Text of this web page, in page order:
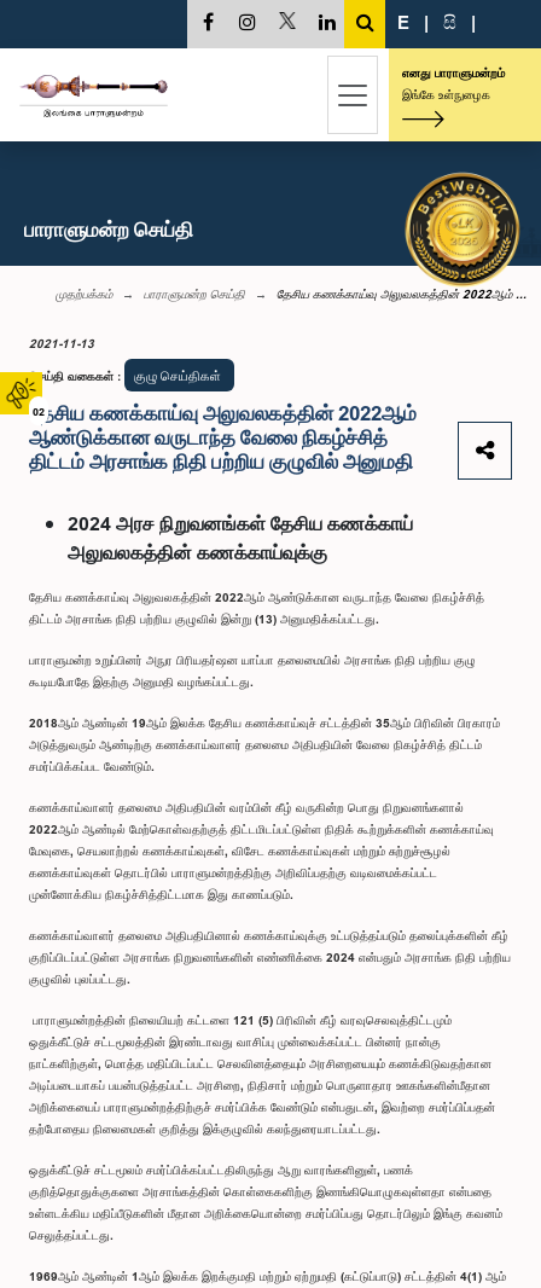
02
E | සි |
எனது பாராளுமன்றம்
இங்கே உள்நுழைக
பாராளுமன்ற செய்தி
முதற்பக்கம் பாராளுமன்ற செய்தி தேசிய கணக்காய்வு அலுவலகத்தின் 2022ஆம் ...
2021-11-13
செய்தி வகைகள் : குழு செய்திகள்
தேசிய கணக்காய்வு அலுவலகத்தின் 2022ஆம்
ஆண்டுக்கான வருடாந்த வேலை நிகழ்ச்சித்
திட்டம் அரசாங்க நிதி பற்றிய குழுவில் அனுமதி
2024 அரச நிறுவனங்கள் தேசிய கணக்காய்
அலுவலகத்தின் கணக்காய்வுக்கு
தேசிய கணக்காய்வு அலுவலகத்தின் 2022ஆம் ஆண்டுக்கான வருடாந்த வேலை நிகழ்ச்சித்
திட்டம் அரசாங்க நிதி பற்றிய குழுவில் இன்று (13) அனுமதிக்கப்பட்டது.
பாராளுமன்ற உறுப்பினர் அநுர பிரியதர்ஷன யாப்பா தலைமையில் அரசாங்க நிதி பற்றிய குழு
கூடியபோதே இதற்கு அனுமதி வழங்கப்பட்டது.
2018ஆம் ஆண்டின் 19ஆம் இலக்க தேசிய கணக்காய்வுச் சட்டத்தின் 35ஆம் பிரிவின் பிரகாரம்
அடுத்துவரும் ஆண்டிற்கு கணக்காய்வாளர் தலைமை அதிபதியின் வேலை நிகழ்ச்சித் திட்டம்
சமர்ப்பிக்கப்பட வேண்டும்.
கணக்காய்வாளர் தலைமை அதிபதியின் வரம்பின் கீழ் வருகின்ற பொது நிறுவனங்களால்
2022ஆம் ஆண்டில் மேற்கொள்வதற்குத் திட்டமிடப்பட்டுள்ள நிதிக் கூற்றுக்களின் கணக்காய்வு
மேவுகை, செயலாற்றல் கணக்காய்வுகள், விசேட கணக்காய்வுகள் மற்றும் சுற்றுச்சூழல்
கணக்காய்வுகள் தொடர்பில் பாராளுமன்றத்திற்கு அறிவிப்பதற்கு வடிவமைக்கப்பட்ட
முன்னோக்கிய நிகழ்ச்சித்திட்டமாக இது காணப்படும்.
கணக்காய்வாளர் தலைமை அதிபதியினால் கணக்காய்வுக்கு உட்படுத்தப்படும் தலைப்புக்களின் கீழ்
குறிப்பிடப்பட்டுள்ள அரசாங்க நிறுவனங்களின் எண்ணிக்கை 2024 என்பதும் அரசாங்க நிதி பற்றிய
குழுவில் புலப்பட்டது.
பாராளுமன்றத்தின் நிலையியற் கட்டளை 121 (5) பிரிவின் கீழ் வரவுசெலவுத்திட்டமும்
ஒதுக்கீட்டுச் சட்டமூலத்தின் இரண்டாவது வாசிப்பு முன்வைக்கப்பட்ட பின்னர் நான்கு
நாட்களிற்குள், மொத்த மதிப்பிடப்பட்ட செலவினத்தையும் அரசிறையையும் கணக்கிடுவதற்கான
அடிப்படையாகப் பயன்படுத்தப்பட்ட அரசிறை, நிதிசார் மற்றும் பொருளாதார ஊகங்களின்மீதான
அறிக்கையைப் பாராளுமன்றத்திற்குச் சமர்ப்பிக்க வேண்டும் என்பதுடன், இவற்றை சமர்ப்பிப்பதன்
தற்போதைய நிலைமைகள் குறித்து இக்குழுவில் கலந்துரையாடப்பட்டது.
ஒதுக்கீட்டுச் சட்டமூலம் சமர்ப்பிக்கப்பட்டதிலிருந்து ஆறு வாரங்களினுள், பணக்
குறித்தொதுக்குகளை அரசாங்கத்தின் கொள்கைகளிற்கு இணங்கியொழுகவுள்ளதா என்பதை
உள்ளடக்கிய மதிப்பீடுகளின் மீதான அறிக்கையொன்றை சமர்ப்பிப்பது தொடர்பிலும் இங்கு கவனம்
செலுத்தப்பட்டது.
1969ஆம் ஆண்டின் 1ஆம் இலக்க இறக்குமதி மற்றும் ஏற்றுமதி (கட்டுப்பாடு) சட்டத்தின் 4(1) ஆம்